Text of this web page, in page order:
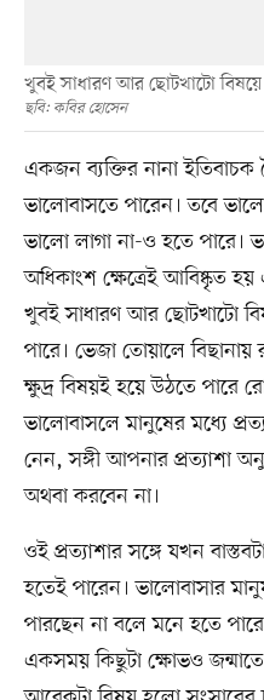
খুবই সাধারণ আর ছোটখাটো বিষয়ে
ছবি: কবির হোসেন
একজন ব্যক্তির নানা ইতিবাচক
ভালোবাসতে পারেন। তবে
ভালো লাগা না-ও হতে পারে।
অধিকাংশ ক্ষেত্রেই আবিষ্কৃত
খুবই সাধারণ আর ছোটখাটো
পারে। ভেজা তোয়ালে বিছানায়
ক্ষুদ্র বিষয়ই হয়ে উঠতে পারে
ভালোবাসলে মানুষের মধ্যে
নেন, সঙ্গী আপনার প্রত্যাশা
অথবা করবেন না।
ওই প্রত্যাশার সঙ্গে যখন
হতেই পারেন। ভালোবাসার
পারছেন না বলে মনে হতে
একসময় কিছুটা ক্ষোভও জন্মাতে